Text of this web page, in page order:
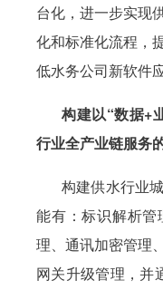
台化，进一步实现
化和标准化流程，
低水务公司新软件
构建以“数据+
行业全产业链服务
构建供水行业
能有：标识解析
理、通讯加密管理
网关升级管理，并